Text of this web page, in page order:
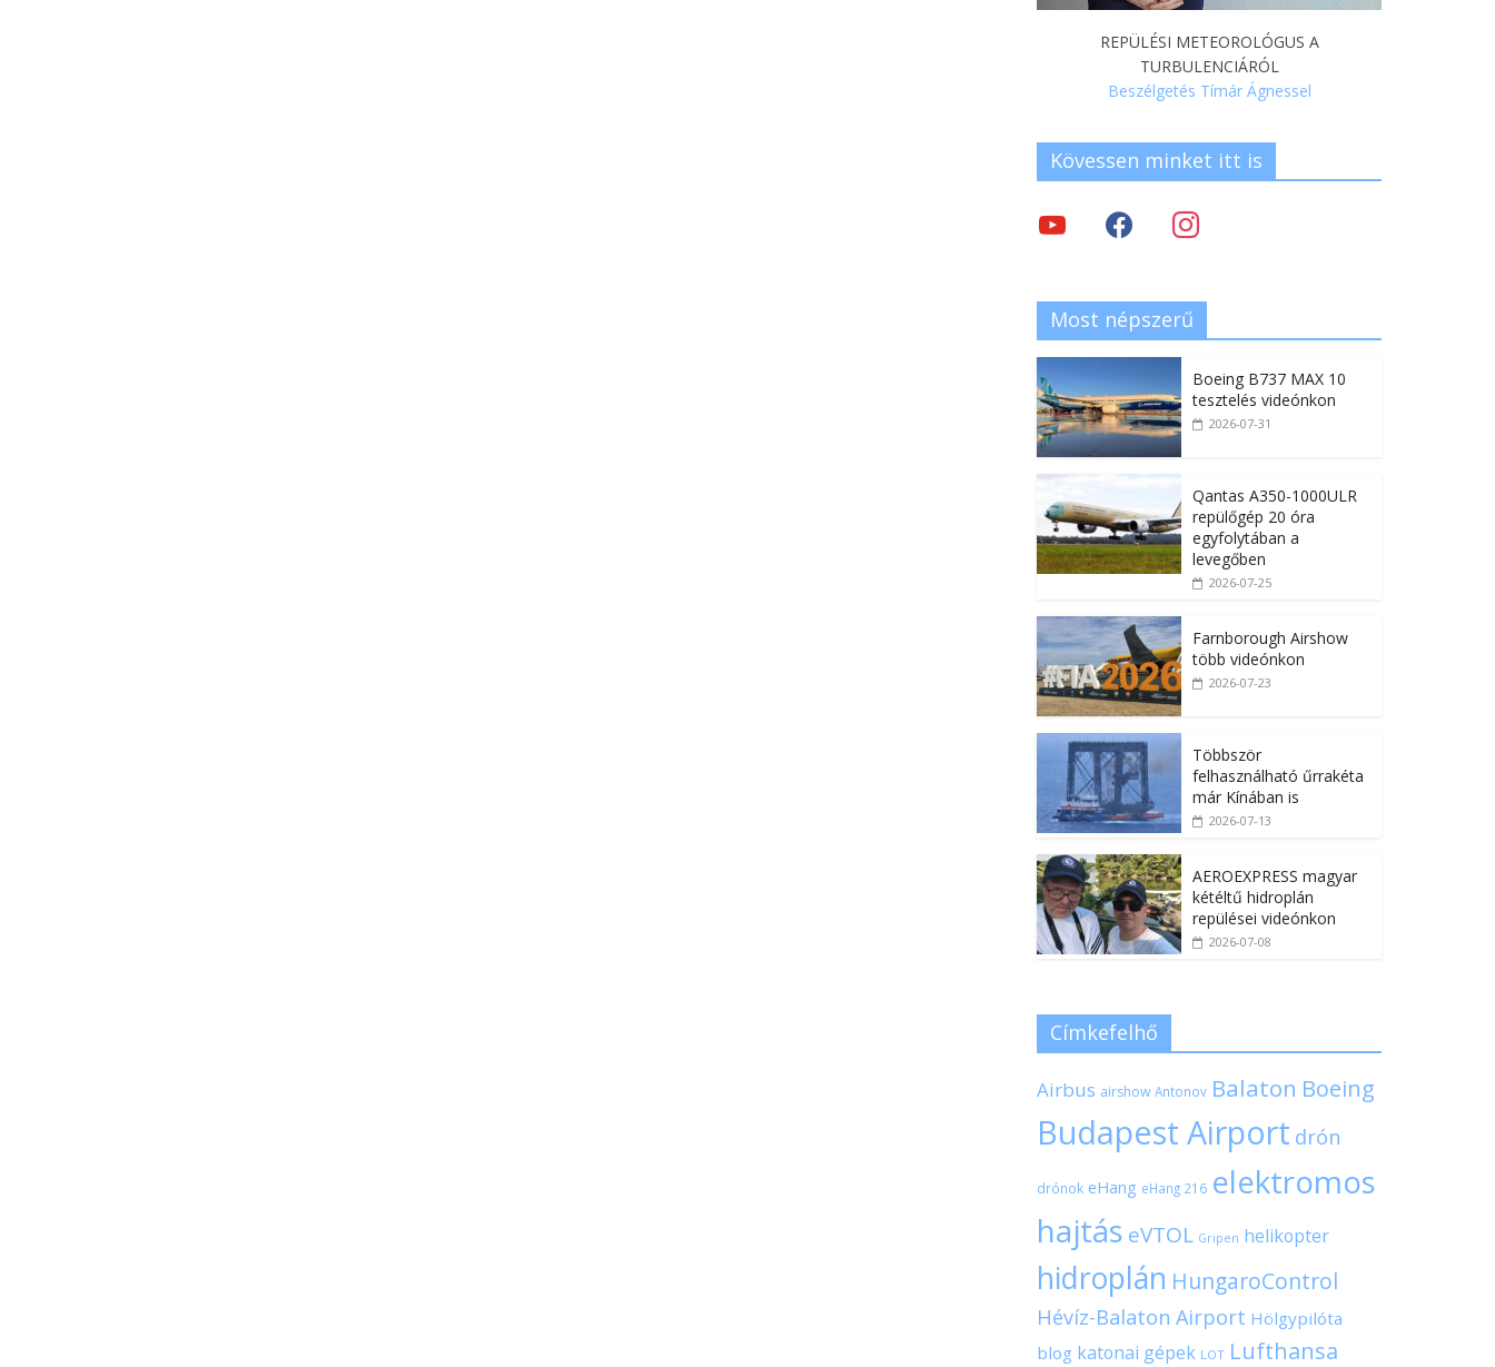
REPÜLÉSI METEOROLÓGUS A
TURBULENCIÁRÓL
Beszélgetés Tímár Ágnessel
Kövessen minket itt is
Most népszerű
Boeing B737 MAX 10
tesztelés videónkon
2026-07-31
Qantas A350-1000ULR
repülőgép 20 óra
egyfolytában a
levegőben
2026-07-25
Farnborough Airshow
több videónkon
2026-07-23
Többször
felhasználható űrrakéta
már Kínában is
2026-07-13
AEROEXPRESS magyar
kétéltű hidroplán
repülései videónkon
2026-07-08
Címkefelhő
Airbus airshow Antonov Balaton Boeing
Budapest Airport drón
drónok eHang eHang 216 elektromos
hajtás eVTOL Gripen helikopter
hidroplán HungaroControl
Hévíz-Balaton Airport Hölgypilóta
blog katonai gépek LOT Lufthansa